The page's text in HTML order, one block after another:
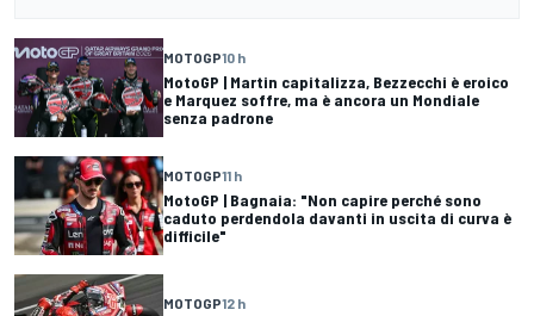
MOTOGP10 h
MotoGP | Martin capitalizza, Bezzecchi è eroico
e Marquez soffre, ma è ancora un Mondiale
senza padrone
MOTOGP11 h
MotoGP | Bagnaia: "Non capire perché sono
caduto perdendola davanti in uscita di curva è
difficile"
MOTOGP12 h